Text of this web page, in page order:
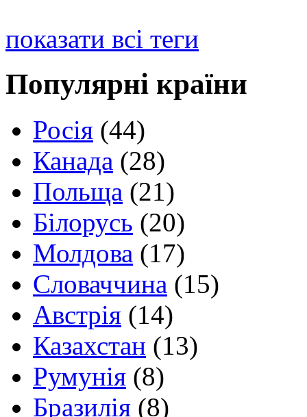
показати всі теги
Популярні країни
Росія (44)
Канада (28)
Польща (21)
Білорусь (20)
Молдова (17)
Словаччина (15)
Австрія (14)
Казахстан (13)
Румунія (8)
Бразилія (8)